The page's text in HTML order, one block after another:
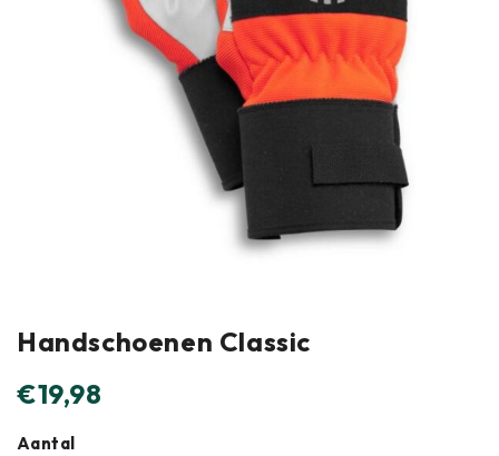
Handschoenen Classic
€19,98
Aantal